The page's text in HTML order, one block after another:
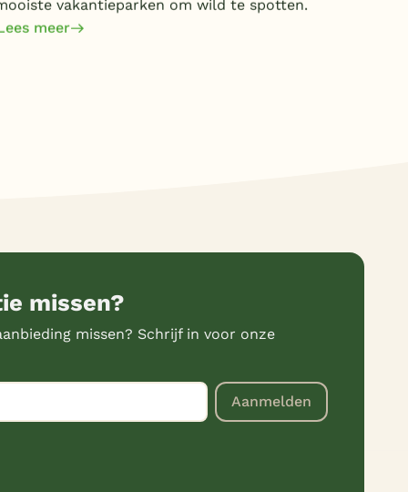
vakantieparken om wild te spotten.
meer
missen?
missen? Schrijf in voor onze
Aanmelden